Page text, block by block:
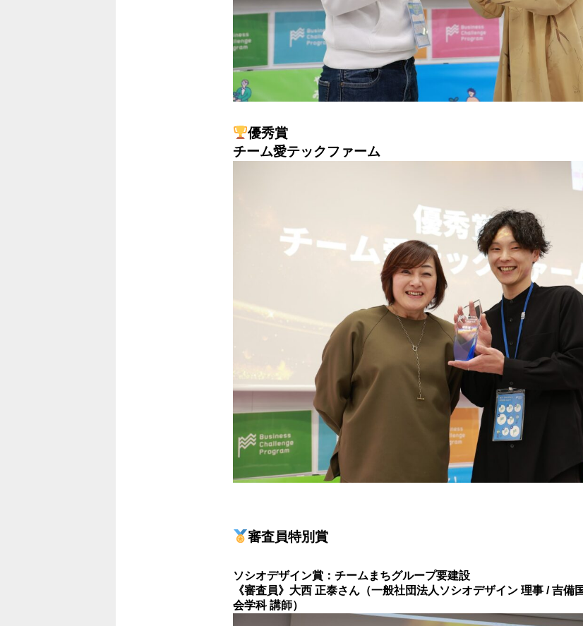
優秀賞
チーム愛テックファーム
審査員特別賞
ソシオデザイン賞：チームまちグループ要建設
《審査員》大西 正泰さん（一般社団法人ソシオデザイン 理事 / 吉備
会学科 講師）